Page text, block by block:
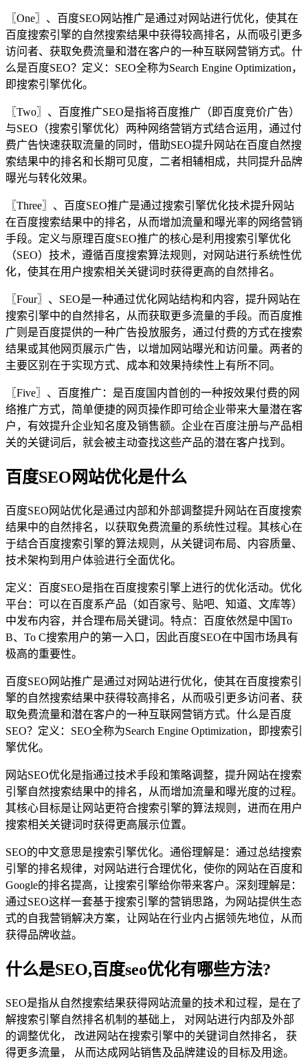
〖One〗、百度SEO网站推广是通过对网站进行优化，使其在
百度搜索引擎的自然搜索结果中获得较高排名，从而吸引更多
访问者、获取免费流量和潜在客户的一种互联网营销方式。什
么是百度SEO？定义：SEO全称为Search Engine Optimization，
即搜索引擎优化。
〖Two〗、百度推广SEO是指将百度推广（即百度竞价广告）
与SEO（搜索引擎优化）两种网络营销方式结合运用，通过付
费广告快速获取流量的同时，借助SEO提升网站在百度自然搜
索结果中的排名和长期可见度，二者相辅相成，共同提升品牌
曝光与转化效果。
〖Three〗、百度SEO推广是通过搜索引擎优化技术提升网站
在百度搜索结果中的排名，从而增加流量和曝光率的网络营销
手段。定义与原理百度SEO推广的核心是利用搜索引擎优化
（SEO）技术，遵循百度搜索算法规则，对网站进行系统性优
化，使其在用户搜索相关关键词时获得更高的自然排名。
〖Four〗、SEO是一种通过优化网站结构和内容，提升网站在
搜索引擎中的自然排名，从而获取更多流量的手段。而百度推
广则是百度提供的一种广告投放服务，通过付费的方式在搜索
结果或其他网页展示广告，以增加网站曝光和访问量。两者的
主要区别在于实现方式、成本和效果持续性上有所不同。
〖Five〗、百度推广：是百度国内首创的一种按效果付费的网
络推广方式，简单便捷的网页操作即可给企业带来大量潜在客
户，有效提升企业知名度及销售额。企业在百度注册与产品相
关的关键词后，就会被主动查找这些产品的潜在客户找到。
百度SEO网站优化是什么
百度SEO网站优化是通过内部和外部调整提升网站在百度搜索
结果中的自然排名，以获取免费流量的系统性过程。其核心在
于结合百度搜索引擎的算法规则，从关键词布局、内容质量、
技术架构到用户体验进行全面优化。
定义：百度SEO是指在百度搜索引擎上进行的优化活动。优化
平台：可以在百度系产品（如百家号、贴吧、知道、文库等）
中发布内容，并合理布局关键词。特点：百度依然是中国To
B、To C搜索用户的第一入口，因此百度SEO在中国市场具有
极高的重要性。
百度SEO网站推广是通过对网站进行优化，使其在百度搜索引
擎的自然搜索结果中获得较高排名，从而吸引更多访问者、获
取免费流量和潜在客户的一种互联网营销方式。什么是百度
SEO？定义：SEO全称为Search Engine Optimization，即搜索引
擎优化。
网站SEO优化是指通过技术手段和策略调整，提升网站在搜索
引擎自然搜索结果中的排名，从而增加流量和曝光度的过程。
其核心目标是让网站更符合搜索引擎的算法规则，进而在用户
搜索相关关键词时获得更高展示位置。
SEO的中文意思是搜索引擎优化。通俗理解是：通过总结搜索
引擎的排名规律，对网站进行合理优化，使你的网站在百度和
Google的排名提高，让搜索引擎给你带来客户。深刻理解是：
通过SEO这样一套基于搜索引擎的营销思路，为网站提供生态
式的自我营销解决方案，让网站在行业内占据领先地位，从而
获得品牌收益。
什么是SEO,百度seo优化有哪些方法?
SEO是指从自然搜索结果获得网站流量的技术和过程，是在了
解搜索引擎自然排名机制的基础上， 对网站进行内部及外部
的调整优化， 改进网站在搜索引擎中的关键词自然排名， 获
得更多流量， 从而达成网站销售及品牌建设的目标及用途。